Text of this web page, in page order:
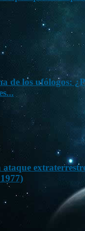
de los ufólogos: